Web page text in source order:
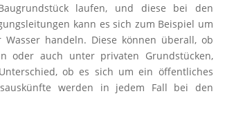
laufen, und diese bei den
kann es sich zum Beispiel um
Wasser handeln. Diese können überall, ob
oder auch unter privaten Grundstücken,
ob es sich um ein öffentliches
werden in jedem Fall bei den